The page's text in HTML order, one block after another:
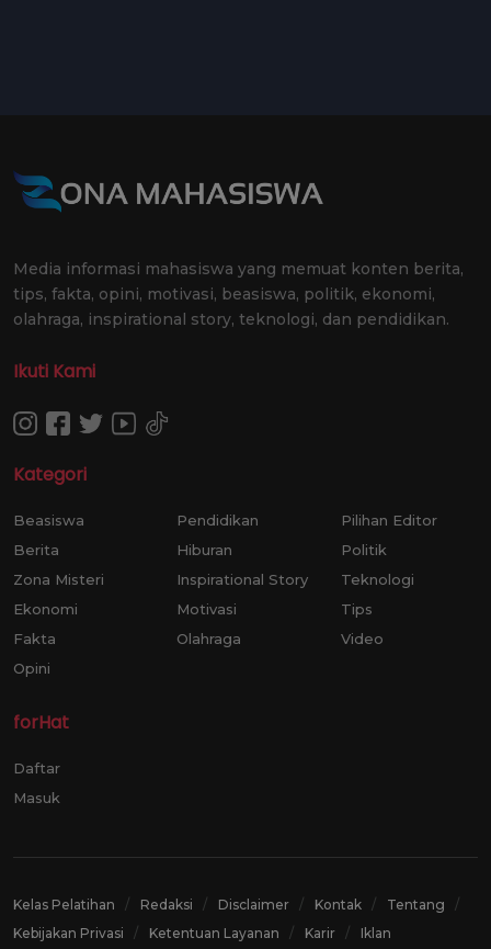
Media informasi mahasiswa yang memuat konten berita,
tips, fakta, opini, motivasi, beasiswa, politik, ekonomi,
olahraga, inspirational story, teknologi, dan pendidikan.
Ikuti Kami
Kategori
Beasiswa
Berita
Zona Misteri
Ekonomi
Fakta
Opini
Pendidikan
Hiburan
Inspirational Story
Motivasi
Olahraga
Pilihan Editor
Politik
Teknologi
Tips
Video
forHat
Daftar
Masuk
Kelas Pelatihan Redaksi Disclaimer Kontak
Tentang
Kebijakan Privasi
Ketentuan Layanan Karir Iklan